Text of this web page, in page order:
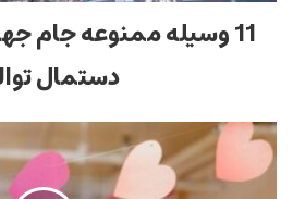
11 وسیله ممنوعه جام
دستمال